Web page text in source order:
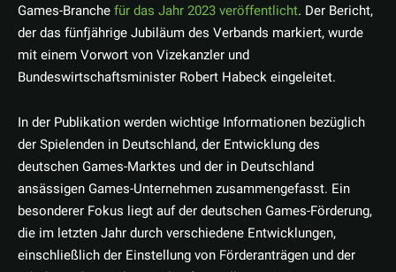
Games-Branchefür das Jahr 2023 veröffentlicht. Der Bericht,
der das fünfjährige Jubiläum des Verbands markiert, wurde
mit einem Vorwort von Vizekanzler und
Bundeswirtschaftsminister Robert Habeck eingeleitet.
In der Publikation werden wichtige Informationen bezüglich
der Spielenden in Deutschland, der Entwicklung des
deutschen Games-Marktes und der in Deutschland
ansässigen Games-Unternehmen zusammengefasst. Ein
besonderer Fokus liegt auf der deutschen Games-Förderung,
die im letzten Jahr durch verschiedene Entwicklungen,
einschließlich der Einstellung von Förderanträgen und der